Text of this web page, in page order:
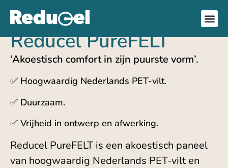
Reducel PureFELT
‘Akoestisch comfort in zijn puurste vorm’.
✅ Hoogwaardig Nederlands PET-vilt.
✅ Duurzaam.
✅ Vrijheid in ontwerp en afwerking.
Reducel PureFELT is een akoestisch paneel
van hoogwaardig Nederlands PET-vilt en